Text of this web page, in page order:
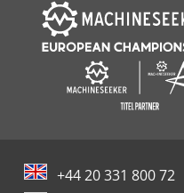
+44 20 331 800 72